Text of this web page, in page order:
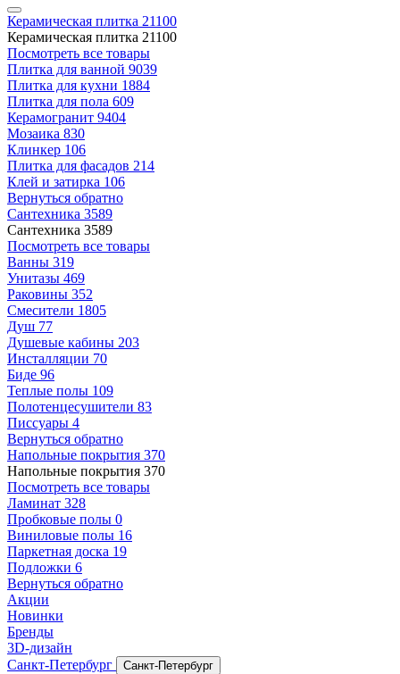
Керамическая плитка 21100
Керамическая плитка 21100
Посмотреть все товары
Плитка для ванной 9039
Плитка для кухни 1884
Плитка для пола 609
Керамогранит 9404
Мозаика 830
Клинкер 106
Плитка для фасадов 214
Клей и затирка 106
Вернуться обратно
Сантехника 3589
Сантехника 3589
Посмотреть все товары
Ванны 319
Унитазы 469
Раковины 352
Смесители 1805
Душ 77
Душевые кабины 203
Инсталляции 70
Биде 96
Теплые полы 109
Полотенцесушители 83
Писсуары 4
Вернуться обратно
Напольные покрытия 370
Напольные покрытия 370
Посмотреть все товары
Ламинат 328
Пробковые полы 0
Виниловые полы 16
Паркетная доска 19
Подложки 6
Вернуться обратно
Акции
Новинки
Бренды
3D-дизайн
Санкт-Петербург
Санкт-Петербург